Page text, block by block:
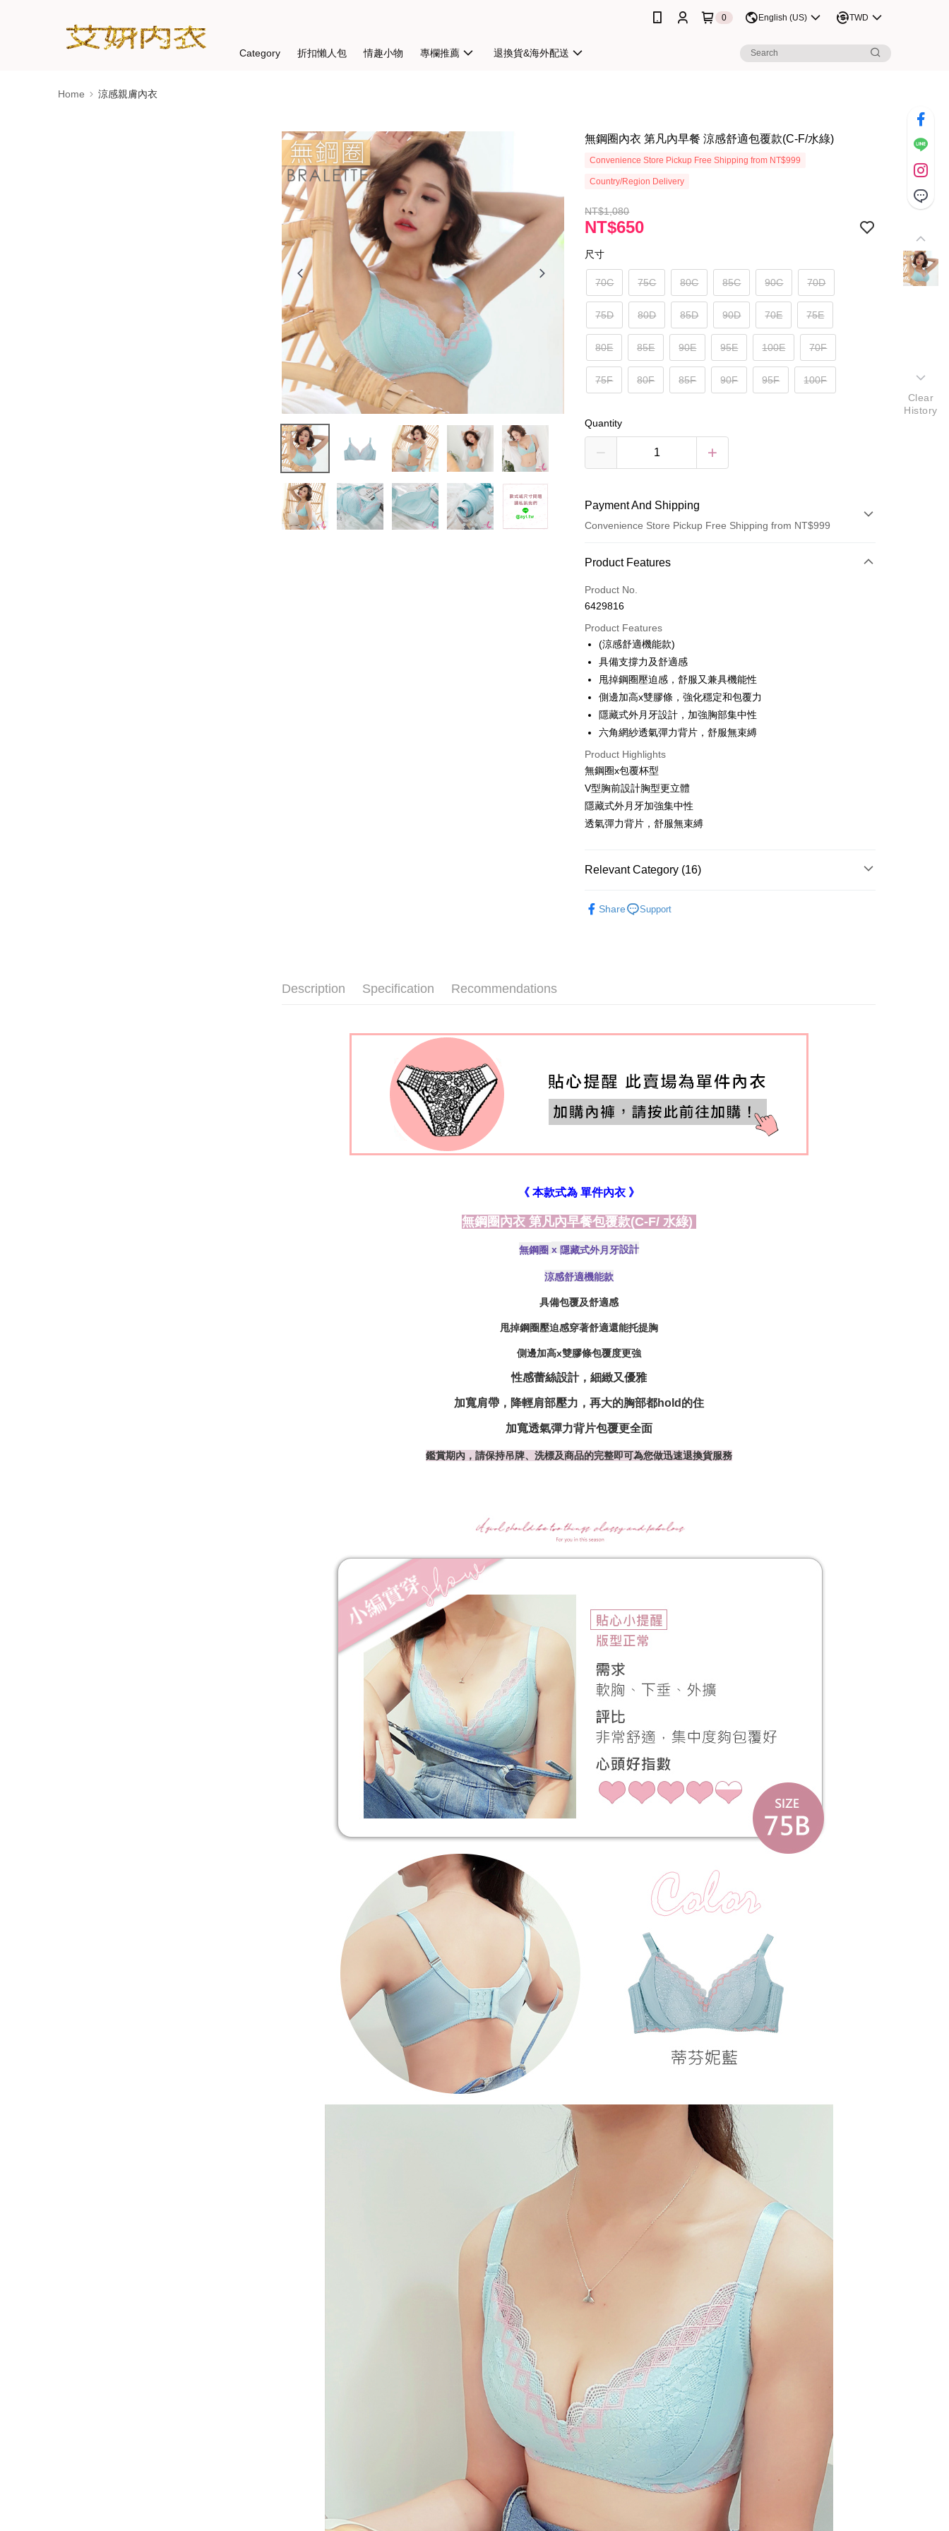
0 English (US) TWD
Category 折扣懶人包 情趣小物 專欄推薦 退換貨&海外配送
Home 涼感親膚內衣
無鋼圈內衣 第凡內早餐 涼感舒適包覆款(C-F/水綠)
Convenience Store Pickup Free Shipping from NT$999
Country/Region Delivery
NT$1,080
NT$650
尺寸
70C 75C 80C 85C 90C 70D
75D 80D 85D 90D 70E 75E
80E 85E 90E 95E 100E 70F
75F 80F 85F 90F 95F 100F
Quantity
Payment And Shipping
Convenience Store Pickup Free Shipping from NT$999
Payment Method
Credit Card (Full Payment)
Convenience Store Pickup and Pay
Apple Pay
ATM Transfer
全家取貨付款
NT$60/order | Free shipping on orders of NT$999 or more
付款後全家取貨
NT$60/order | Free shipping on orders of NT$999 or more
711取貨付款
付款後7-11取貨
宅配-新竹貨運
Product Features
Product No.
6429816
Product Features
(涼感舒適機能款)
具備支撐力及舒適感
甩掉鋼圈壓迫感，舒服又兼具機能性
側邊加高x雙膠條，強化穩定和包覆力
隱藏式外月牙設計，加強胸部集中性
六角網紗透氣彈力背片，舒服無束縛
Product Highlights
無鋼圈x包覆杯型
V型胸前設計胸型更立體
隱藏式外月牙加強集中性
透氣彈力背片，舒服無束縛
Relevant Category (16)
┣ MIT下圍分類 ┫ 70(32)
┣ MIT下圍分類 ┫ 80(36)
┣ MIT下圍分類 ┫ 85(38)
┣ MIT下圍分類 ┫ 95(42)
無鋼圈 | 罩杯款
※顏色Color分類※ *藍色內衣*
2026啟運色 | 招財綠
Share Support
Description Specification Recommendations
《 本款式為 單件內衣 》
無鋼圈內衣 第凡內早餐包覆款(C-F/ 水綠)
無鋼圈 x 隱藏式外月牙設計
涼感舒適機能款
具備包覆及舒適感
甩掉鋼圈壓迫感穿著舒適還能托提胸
側邊加高x雙膠條包覆度更強
性感蕾絲設計，細緻又優雅
加寬肩帶，降輕肩部壓力，再大的胸部都hold的住
加寬透氣彈力背片包覆更全面
鑑賞期內，請保持吊牌、洗標及商品的完整即可為您做迅速退換貨服務
Clear
History